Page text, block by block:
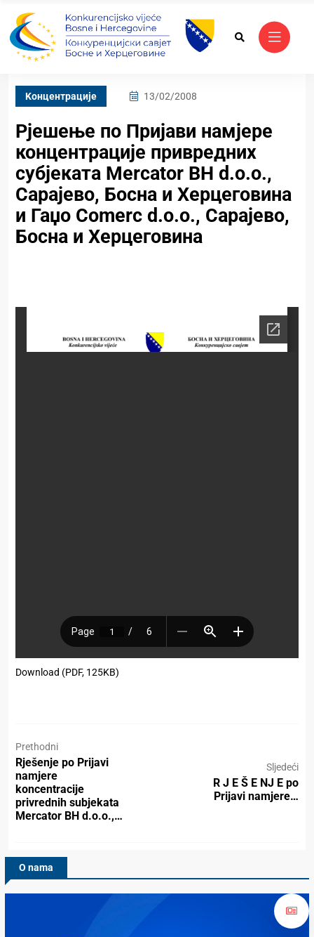
Kонцентрације 13/02/2008
Рјешење по Пријави намјере
концентрације привредних
субјеката Mercator BH d.o.o.,
Сарајево, Босна и Херцеговина
и Гаџо Comerc d.o.o., Сарајево,
Босна и Херцеговина
Download (PDF, 125KB)
Prethodni
Rješenje pо Priјаvi
nаmјеrе
kоncеntrаciје
privrеdnih subјеkаtа
Mercator BH d.o.o.,…
Sljedeći
R J E Š E NJ E po
Prijavi namjere…
O nama